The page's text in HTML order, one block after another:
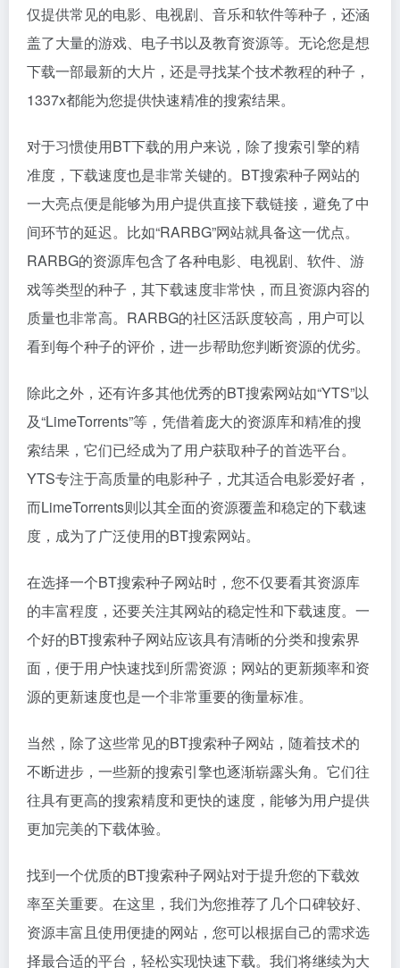
仅提供常见的电影、电视剧、音乐和软件等种子，还涵
盖了大量的游戏、电子书以及教育资源等。无论您是想
下载一部最新的大片，还是寻找某个技术教程的种子，
1337x都能为您提供快速精准的搜索结果。
对于习惯使用BT下载的用户来说，除了搜索引擎的精
准度，下载速度也是非常关键的。BT搜索种子网站的
一大亮点便是能够为用户提供直接下载链接，避免了中
间环节的延迟。比如“RARBG”网站就具备这一优点。
RARBG的资源库包含了各种电影、电视剧、软件、游
戏等类型的种子，其下载速度非常快，而且资源内容的
质量也非常高。RARBG的社区活跃度较高，用户可以
看到每个种子的评价，进一步帮助您判断资源的优劣。
除此之外，还有许多其他优秀的BT搜索网站如“YTS”以
及“LimeTorrents”等，凭借着庞大的资源库和精准的搜
索结果，它们已经成为了用户获取种子的首选平台。
YTS专注于高质量的电影种子，尤其适合电影爱好者，
而LimeTorrents则以其全面的资源覆盖和稳定的下载速
度，成为了广泛使用的BT搜索网站。
在选择一个BT搜索种子网站时，您不仅要看其资源库
的丰富程度，还要关注其网站的稳定性和下载速度。一
个好的BT搜索种子网站应该具有清晰的分类和搜索界
面，便于用户快速找到所需资源；网站的更新频率和资
源的更新速度也是一个非常重要的衡量标准。
当然，除了这些常见的BT搜索种子网站，随着技术的
不断进步，一些新的搜索引擎也逐渐崭露头角。它们往
往具有更高的搜索精度和更快的速度，能够为用户提供
更加完美的下载体验。
找到一个优质的BT搜索种子网站对于提升您的下载效
率至关重要。在这里，我们为您推荐了几个口碑较好、
资源丰富且使用便捷的网站，您可以根据自己的需求选
择最合适的平台，轻松实现快速下载。我们将继续为大